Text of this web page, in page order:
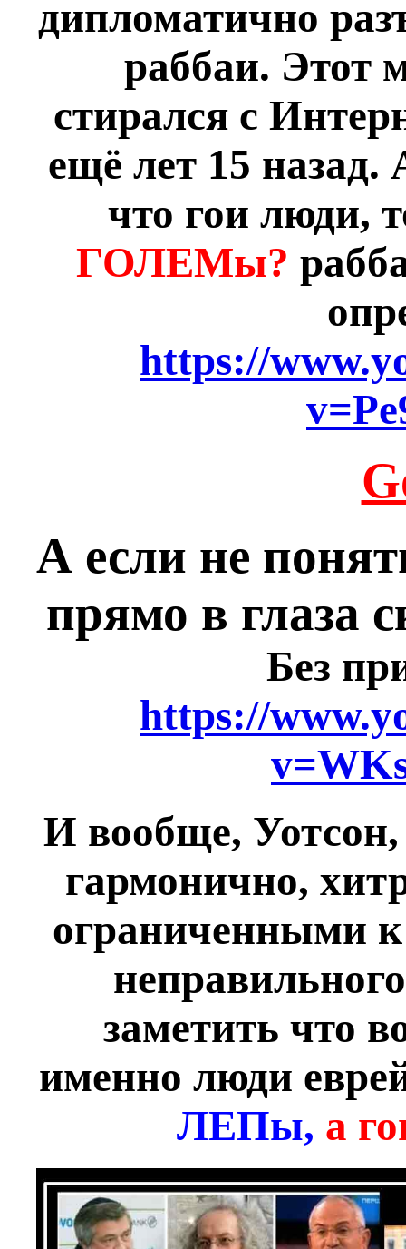
дипломатично
раббаи. Этот
стирался с
ещё лет 15 назад.
что гои люди,
ГОЛЕМы?
https://
А если не
прямо в глаза
Без
https://
И вообще,
гармонично,
ограниченными к
заметить что
именно люди
ЛЕПы, а